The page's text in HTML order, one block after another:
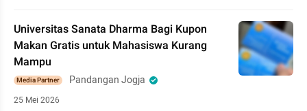
Universitas Sanata Dharma Bagi Kupon
Makan Gratis untuk Mahasiswa Kurang
Mampu
Media Partner Pandangan Jogja
25 Mei 2026